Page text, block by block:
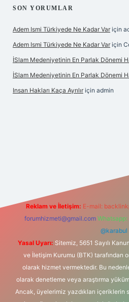
SON YORUMLAR
Adem Ismi Türkiyede Ne Kadar Var için
Adem Ismi Türkiyede Ne Kadar Var için
İSlam Medeniyetinin En Parlak Dönemi
İSlam Medeniyetinin En Parlak Dönemi
Insan Hakları Kaça Ayrılır için admin
Reklam ve İletişim: E-mail:
forumhizmeti@gmail.com
@karabul
Yasal Uyarı: Sitemiz, 5651 Sayılı
ve İletişim Kurumu (BTK) tarafından
olarak hizmet vermektedir. Bu
olarak denetleme veya araştırma
Ancak, üyelerimiz yazdıkları içeriklerin